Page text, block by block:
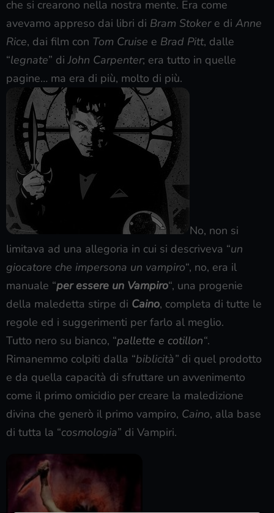
che si crearono nella nostra mente. Era come
avevamo appreso dai libri di Bram Stokere di Anne
Rice, dai film con Tom Cruise e Brad Pitt, dalle
“legnate” diJohn Carpenter; era tutto in quelle
pagine… ma era di più, molto di più.
No, non si
limitava ad una allegoria in cui si descriveva “un
giocatore che impersona un vampiro“, no, era il
manuale “per essere un Vampiro“, una progenie
della maledetta stirpe di Caino, completa di tutte le
regole ed i suggerimenti per farlo al meglio.
Tutto nero su bianco, “pallette e cotillon“.
Rimanemmo colpiti dalla “biblicità” di quel prodotto
e da quella capacità di sfruttare un avvenimento
come il primo omicidio per creare la maledizione
divina che generò il primo vampiro, Caino, alla base
di tutta la “cosmologia” di Vampiri.